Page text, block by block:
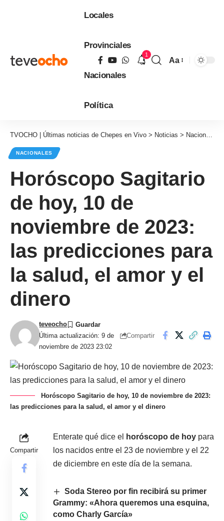
Locales
Provinciales
Nacionales
Política
1
Aa
TVOCHO | Últimas noticias de Chepes en Vivo > Noticias > Nacionales
NACIONALES
Horóscopo Sagitario
de hoy, 10 de
noviembre de 2023:
las predicciones para
la salud, el amor y el
dinero
Última actualización: 9 de
noviembre de 2023 23:02
teveocho
Compartir
Horóscopo Sagitario de hoy, 10 de noviembre de 2023:
las predicciones para la salud, el amor y el dinero
Compartir
Enterate qué dice el horóscopo de hoy para
los nacidos entre el 23 de noviembre y el 22
de diciembre en este día de la semana.
Soda Stereo por fin recibirá su primer
Grammy: «Ahora queremos una esquina,
como Charly García»